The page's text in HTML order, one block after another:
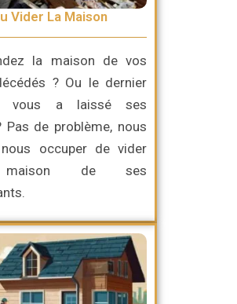
Vider La Maison
la maison de vos
? Ou le dernier
vous a laissé ses
Pas de problème, nous
occuper de vider
de ses